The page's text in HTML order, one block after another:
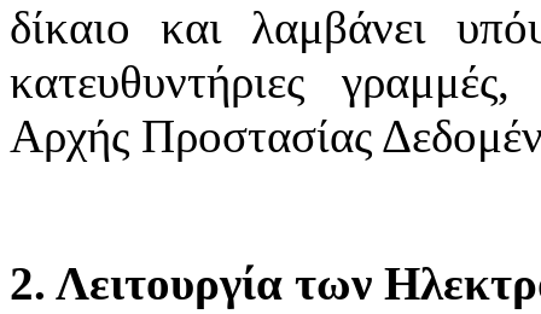
δίκαιο και λαμβάνει
κατευθυντήριες
Αρχής Προστασίας
2. Λειτουργία των